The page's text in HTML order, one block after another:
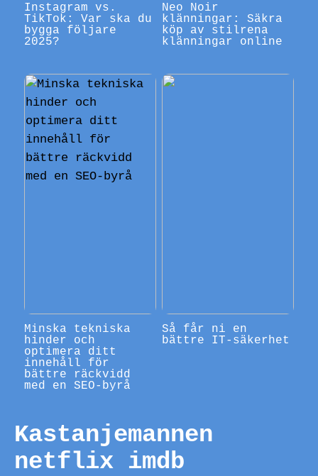
Instagram vs.
TikTok: Var ska du
bygga följare
2025?
Neo Noir
klänningar: Säkra
köp av stilrena
klänningar online
Minska tekniska
hinder och
optimera ditt
innehåll för
bättre räckvidd
med en SEO-byrå
Så får ni en
bättre IT-säkerhet
Kastanjemannen
netflix imdb